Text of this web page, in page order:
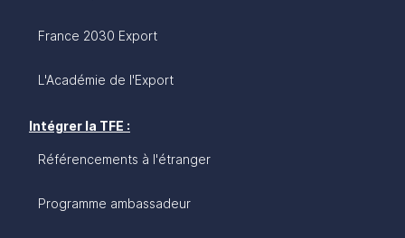
France 2030 Export
L'Académie de l'Export
Intégrer la TFE :
Référencements à l'étranger
Programme ambassadeur